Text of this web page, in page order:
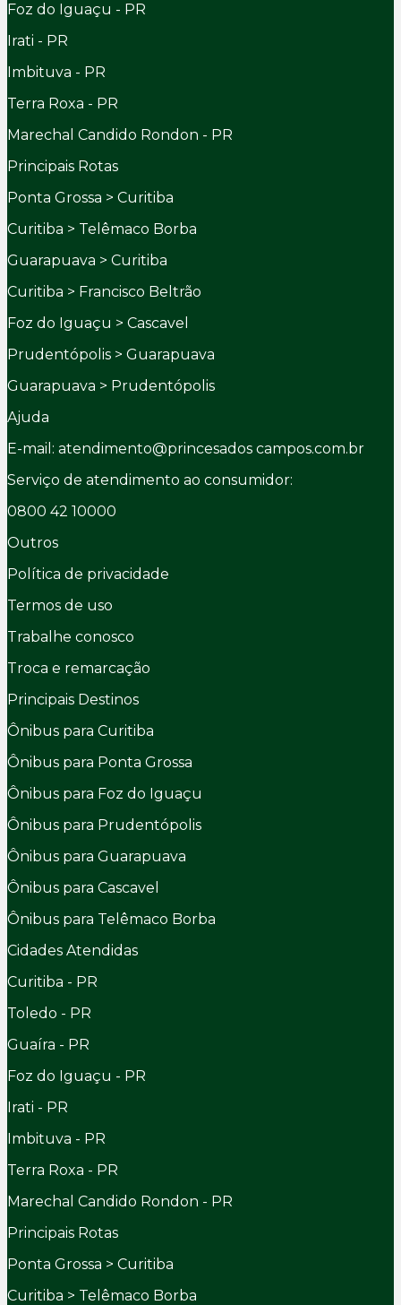
Foz do Iguaçu - PR
Irati - PR
Imbituva - PR
Terra Roxa - PR
Marechal Candido Rondon - PR
Principais Rotas
Ponta Grossa > Curitiba
Curitiba > Telêmaco Borba
Guarapuava > Curitiba
Curitiba > Francisco Beltrão
Foz do Iguaçu > Cascavel
Prudentópolis > Guarapuava
Guarapuava > Prudentópolis
Ajuda
E-mail: atendimento@princesados campos.com.br
Serviço de atendimento ao consumidor:
0800 42 10000
Outros
Política de privacidade
Termos de uso
Trabalhe conosco
Troca e remarcação
Principais Destinos
Ônibus para Curitiba
Ônibus para Ponta Grossa
Ônibus para Foz do Iguaçu
Ônibus para Prudentópolis
Ônibus para Guarapuava
Ônibus para Cascavel
Ônibus para Telêmaco Borba
Cidades Atendidas
Curitiba - PR
Toledo - PR
Guaíra - PR
Foz do Iguaçu - PR
Irati - PR
Imbituva - PR
Terra Roxa - PR
Marechal Candido Rondon - PR
Principais Rotas
Ponta Grossa > Curitiba
Curitiba > Telêmaco Borba